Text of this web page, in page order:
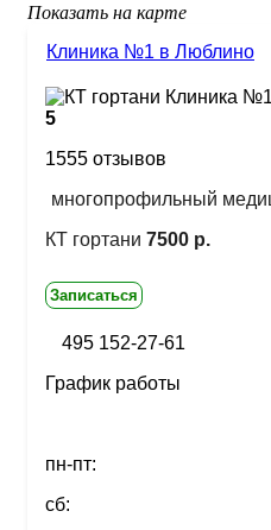
Показать на карте
Клиника №1 в Люблино
5
1555 отзывов
многопрофильный
КТ гортани 7500 р.
Записаться
495 152-27-61
График работы
пн-пт:
сб: